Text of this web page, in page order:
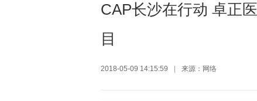
CAP长沙在行动 卓正
目
2018-05-09 14:15:59 来源：网络